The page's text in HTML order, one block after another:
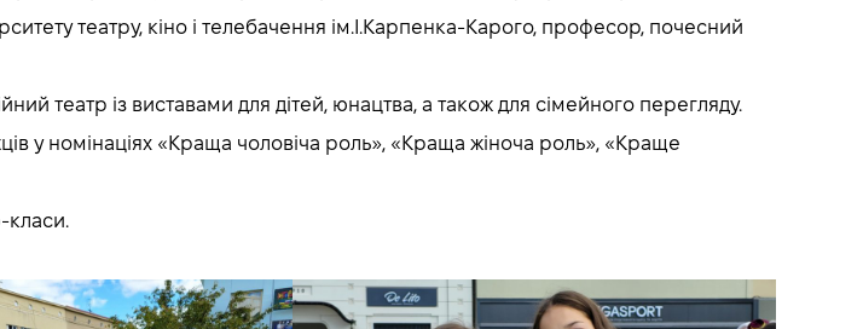
театру, кіно і телебачення ім.І.Карпенка-Карого, професор, почесний
театр із виставами для дітей, юнацтва, а також для сімейного перегляду.
у номінаціях «Краща чоловіча роль», «Краща жіноча роль», «Краще
класи.